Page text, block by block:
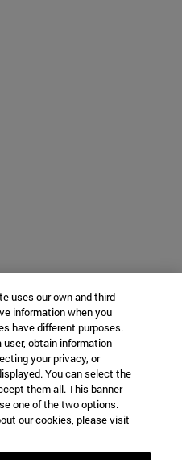
uses our own and third-
information when you
have different purposes.
obtain information
your privacy, or
You can select the
them all. This banner
one of the two options.
our cookies, please visit